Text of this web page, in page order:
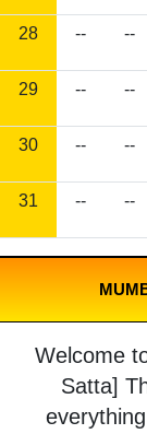
28 -- --
29 -- --
30 -- --
31 -- --
Welcome
Satta]